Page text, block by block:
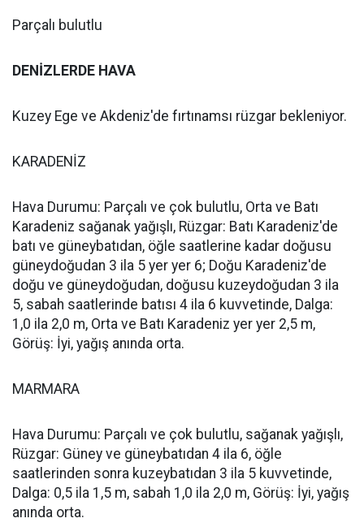
Parçalı bulutlu
DENİZLERDE HAVA
Kuzey Ege ve Akdeniz'de fırtınamsı rüzgar bekleniyor.
KARADENİZ
Hava Durumu: Parçalı ve çok bulutlu, Orta ve Batı
Karadeniz sağanak yağışlı, Rüzgar: Batı Karadeniz'de
batı ve güneybatıdan, öğle saatlerine kadar doğusu
güneydoğudan 3 ila 5 yer yer 6; Doğu Karadeniz'de
doğu ve güneydoğudan, doğusu kuzeydoğudan 3 ila
5, sabah saatlerinde batısı 4 ila 6 kuvvetinde, Dalga:
1,0 ila 2,0 m, Orta ve Batı Karadeniz yer yer 2,5 m,
Görüş: İyi, yağış anında orta.
MARMARA
Hava Durumu: Parçalı ve çok bulutlu, sağanak yağışlı,
Rüzgar: Güney ve güneybatıdan 4 ila 6, öğle
saatlerinden sonra kuzeybatıdan 3 ila 5 kuvvetinde,
Dalga: 0,5 ila 1,5 m, sabah 1,0 ila 2,0 m, Görüş: İyi, yağış
anında orta.